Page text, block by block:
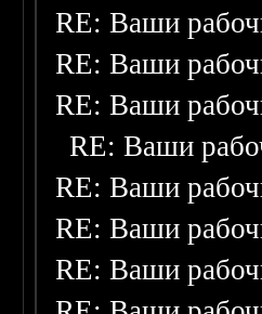
RE: Ваши
RE: Ваши
RE: Ваши
RE: Ваши
RE: Ваши
RE: Ваши
RE: Ваши